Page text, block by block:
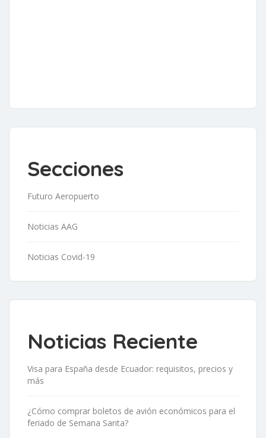
Secciones
Futuro Aeropuerto
Noticias AAG
Noticias Covid-19
Noticias Reciente
Visa para España desde Ecuador: requisitos, precios y
más
¿Cómo comprar boletos de avión económicos para el
feriado de Semana Santa?